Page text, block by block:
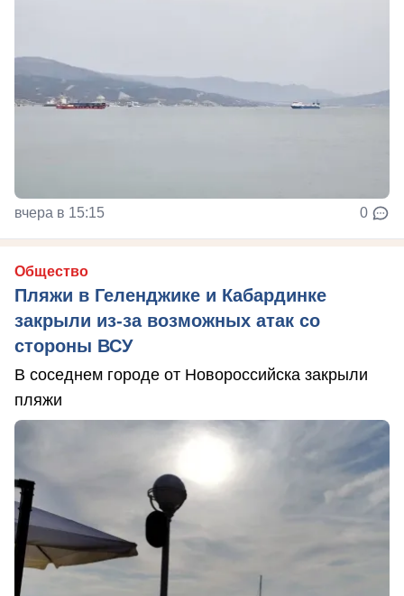
вчера в 15:15 0
Общество
Пляжи в Геленджике и Кабардинке
закрыли из-за возможных атак со
стороны ВСУ
В соседнем городе от Новороссийска закрыли
пляжи